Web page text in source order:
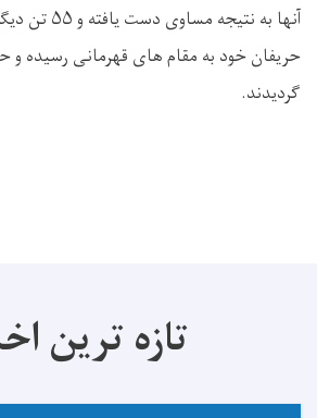
آنها به
حریفان خود به مقام های قهرمانی رسیده و
گردیدند.
تازه ترین